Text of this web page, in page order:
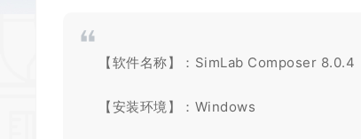
【软件名称】：SimLab Composer 8.0.4
【安装环境】：Windows